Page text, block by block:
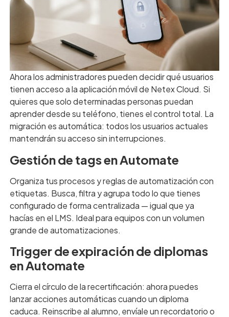
Ahora los administradores pueden decidir qué usuarios
tienen acceso a la aplicación móvil de Netex Cloud. Si
quieres que solo determinadas personas puedan
aprender desde su teléfono, tienes el control total. La
migración es automática: todos los usuarios actuales
mantendrán su acceso sin interrupciones.
Gestión de tags en Automate
Organiza tus procesos y reglas de automatización con
etiquetas. Busca, filtra y agrupa todo lo que tienes
configurado de forma centralizada — igual que ya
hacías en el LMS. Ideal para equipos con un volumen
grande de automatizaciones.
Trigger de expiración de diplomas
en Automate
Cierra el círculo de la recertificación: ahora puedes
lanzar acciones automáticas cuando un diploma
caduca. Reinscribe al alumno, envíale un recordatorio o